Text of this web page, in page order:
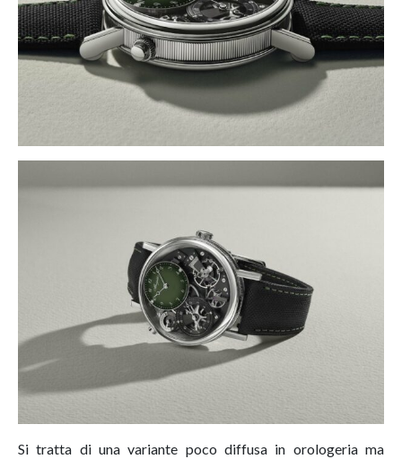
Si tratta di una variante poco diffusa in orologeria ma